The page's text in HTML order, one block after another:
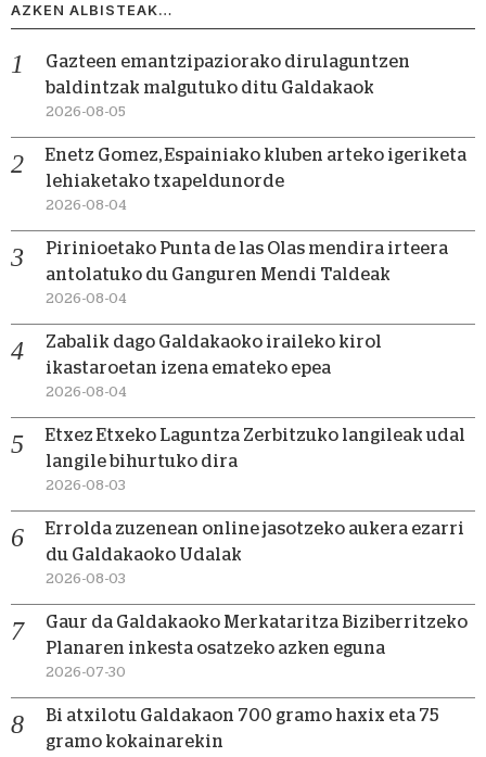
AZKEN ALBISTEAK…
Gazteen emantzipaziorako dirulaguntzen
baldintzak malgutuko ditu Galdakaok
2026-08-05
Enetz Gomez, Espainiako kluben arteko igeriketa
lehiaketako txapeldunorde
2026-08-04
Pirinioetako Punta de las Olas mendira irteera
antolatuko du Ganguren Mendi Taldeak
2026-08-04
Zabalik dago Galdakaoko iraileko kirol
ikastaroetan izena emateko epea
2026-08-04
Etxez Etxeko Laguntza Zerbitzuko langileak udal
langile bihurtuko dira
2026-08-03
Errolda zuzenean online jasotzeko aukera ezarri
du Galdakaoko Udalak
2026-08-03
Gaur da Galdakaoko Merkataritza Biziberritzeko
Planaren inkesta osatzeko azken eguna
2026-07-30
Bi atxilotu Galdakaon 700 gramo haxix eta 75
gramo kokainarekin